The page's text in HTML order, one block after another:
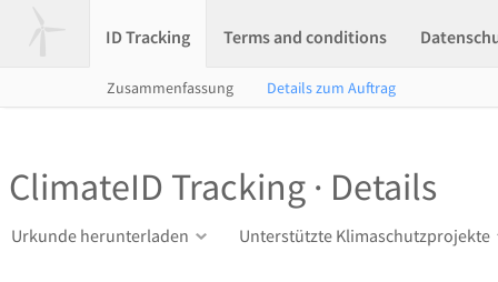
ID Tracking Terms and conditions
Zusammenfassung Details zum Auftrag
ClimateID Tracking · Details
Urkunde herunterladen Unterstützte Klimaschutzprojekte